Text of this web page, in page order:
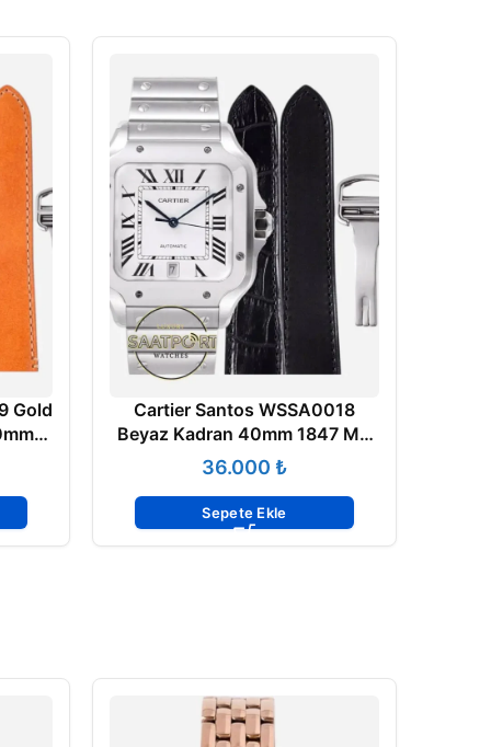
Gold
Cartier Santos WSSA0018
Beyaz Kadran 40mm 1847 MC
Super Clone ETA
₺
Sepete Ekle